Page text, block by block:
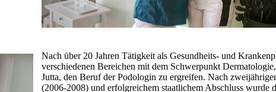
Nach über 20 Jahren Tätigkeit als Gesundheits- und
verschiedenen Bereichen mit dem Schwerpunkt
Jutta, den Beruf der Podologin zu ergreifen. Nach
(2006-2008) und erfolgreichem staatlichem Abschluss wurde